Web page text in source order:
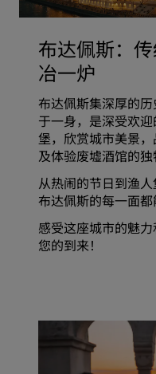
布达佩斯：
冶一炉
布达佩斯集深厚的
于一身，是深受欢
堡，欣赏城市美景
及体验废墟酒馆的独
从热闹的节日到渔人
布达佩斯的每一面都
感受这座城市的魅
您的到来！